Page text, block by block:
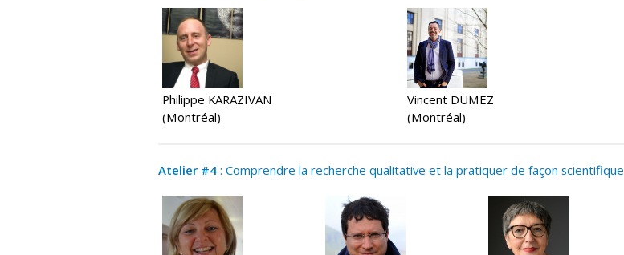
Philippe KARAZIVAN
(Montréal)
Vincent DUMEZ
(Montréal)
Atelier #4 : Comprendre la recherche qualitative et la pratiquer de façon scientifique